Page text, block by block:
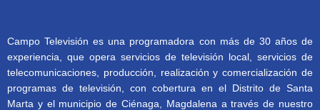
Campo Televisión es una programadora con más de 30 años de
experiencia, que opera servicios de televisión local, servicios de
telecomunicaciones, producción, realización y comercialización de
programas de televisión, con cobertura en el Distrito de Santa
Marta y el municipio de Ciénaga, Magdalena a través de nuestro